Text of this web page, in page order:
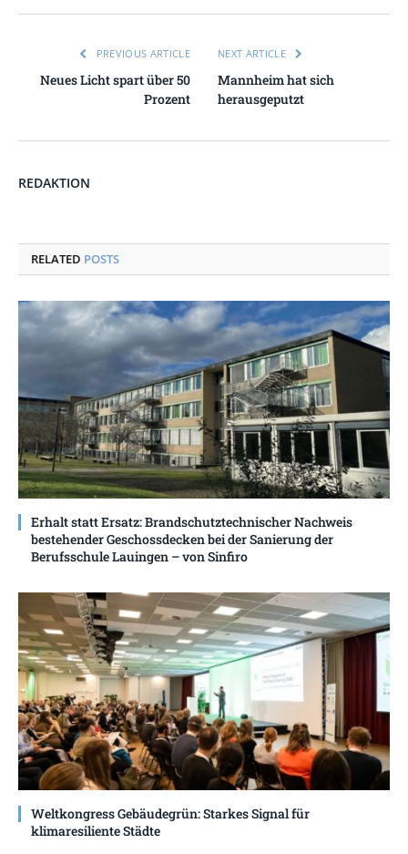
PREVIOUS ARTICLE
Neues Licht spart über 50
Prozent
NEXT ARTICLE
Mannheim hat sich
herausgeputzt
REDAKTION
RELATED POSTS
Erhalt statt Ersatz: Brandschutztechnischer Nachweis
bestehender Geschossdecken bei der Sanierung der
Berufsschule Lauingen – von Sinfiro
Weltkongress Gebäudegrün: Starkes Signal für
klimaresiliente Städte